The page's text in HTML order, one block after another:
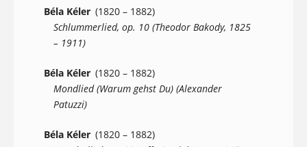
Béla Kéler (1820 – 1882)
Schlummerlied, op. 10 (Theodor Bakody, 1825
– 1911)
Béla Kéler (1820 – 1882)
Mondlied (Warum gehst Du) (Alexander
Patuzzi)
Béla Kéler (1820 – 1882)